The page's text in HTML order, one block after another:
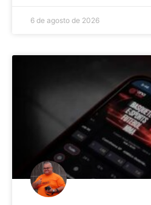
6 de agosto de 2026